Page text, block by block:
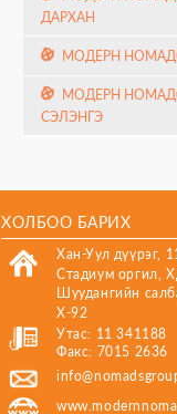
ДАРХАН
МОДЕРН
МОДЕРН
СЭЛЭНГЭ
ХОЛБОО БАРИХ
Хан-Уул дүүрэг,
Стадиум оргил,
Шуудангийн
Х-92
Утас: 11 341188
Факс: 7015 2636